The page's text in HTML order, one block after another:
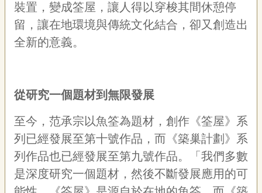
裝置，變成筌屋，讓人得以穿梭其間休憩停
留，讓在地環境與傳統文化結合，卻又創造出
全新的意義。
從研究一個題材到無限發展
至今，范承宗以魚筌為題材，創作《筌屋》系
列已經發展至第十號作品，而《築巢計劃》系
列作品也已經發展至第九號作品。「我們多數
是深度研究一個題材，然後不斷發展應用的可